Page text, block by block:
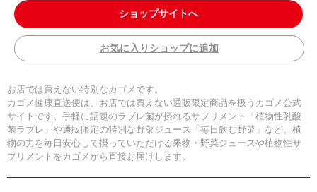
ショップサイトへ
お気に入りショップに追加
お店では買えない特別なカゴメです。
カゴメ健康直送便は、お店では買えない通販限定商品を扱うカゴメ公式
サイトです。手軽に話題のラブレ菌が摂れるサプリメント「植物性乳酸
菌ラブレ」や通販限定の特別な野菜ジュース「毎日飲む野菜」など、植
物の力を毎日安心して摂っていただける果物・野菜ジュースや植物性サ
プリメントをカゴメから直接お届けします。